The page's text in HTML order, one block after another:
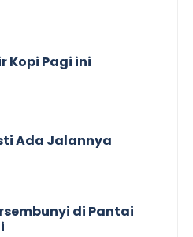
Kopi Pagi ini
Ada Jalannya
di Pantai